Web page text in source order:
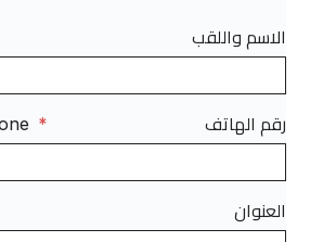
الاسم واللقب
* رقم الهاتف
العنوان